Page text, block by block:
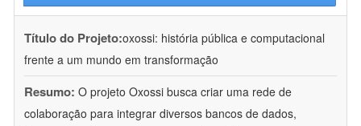
Título do Projeto:oxossi: história pública e computacional
frente a um mundo em transformação
Resumo: O projeto Oxossi busca criar uma rede de
colaboração para integrar diversos bancos de dados,